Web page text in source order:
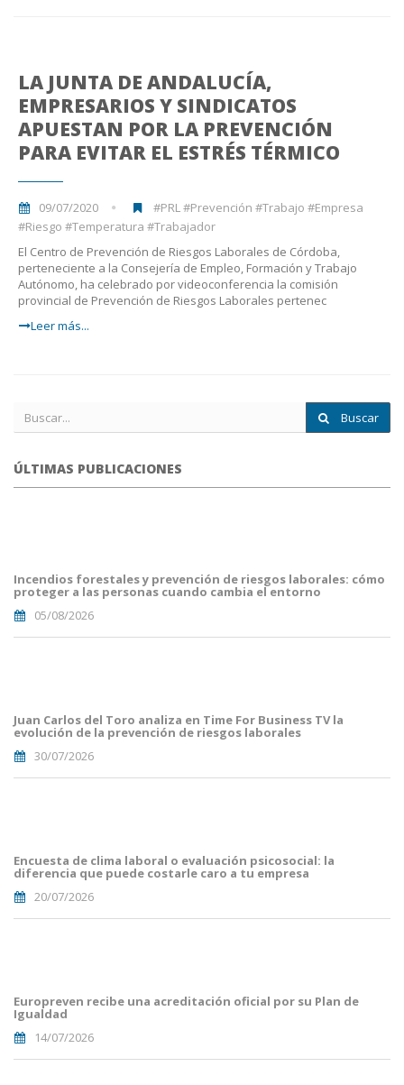
LA JUNTA DE ANDALUCÍA,
EMPRESARIOS Y SINDICATOS
APUESTAN POR LA PREVENCIÓN
PARA EVITAR EL ESTRÉS TÉRMICO
09/07/2020
#PRL #Prevención #Trabajo #Empresa
#Riesgo #Temperatura #Trabajador
El Centro de Prevención de Riesgos Laborales de Córdoba,
perteneciente a la Consejería de Empleo, Formación y Trabajo
Autónomo, ha celebrado por videoconferencia la comisión
provincial de Prevención de Riesgos Laborales pertenec
Leer más...
Buscar
ÚLTIMAS PUBLICACIONES
Incendios forestales y prevención de riesgos laborales: cómo
proteger a las personas cuando cambia el entorno
05/08/2026
Juan Carlos del Toro analiza en Time For Business TV la
evolución de la prevención de riesgos laborales
30/07/2026
(56).png
Encuesta de clima laboral o evaluación psicosocial: la
diferencia que puede costarle caro a tu empresa
20/07/2026
(50).png
Europreven recibe una acreditación oficial por su Plan de
Igualdad
14/07/2026